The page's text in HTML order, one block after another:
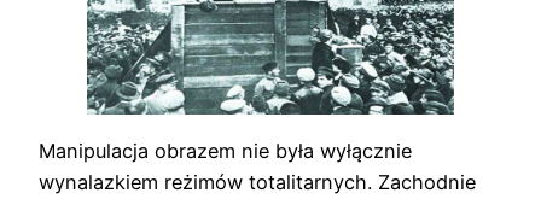
Manipulacja obrazem nie była wyłącznie
wynalazkiem reżimów totalitarnych. Zachodnie